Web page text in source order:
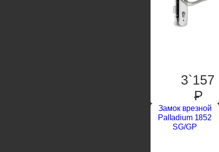
3`157
P
Замок врезной
Palladium 1852
SG/GP